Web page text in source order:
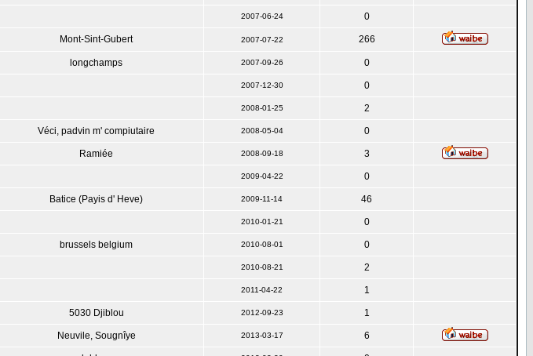
2007-06-24 0
Mont-Sint-Gubert 2007-07-22 266
longchamps 2007-09-26 0
2007-12-30 0
2008-01-25 2
Véci, padvin m' compiutaire 2008-05-04 0
Ramiée 2008-09-18 3
2009-04-22 0
Batice (Payis d' Heve) 2009-11-14 46
2010-01-21 0
brussels belgium 2010-08-01 0
2010-08-21 2
2011-04-22 1
5030 Djiblou 2012-09-23 1
Neuvile, Sougnîye 2013-03-17 6